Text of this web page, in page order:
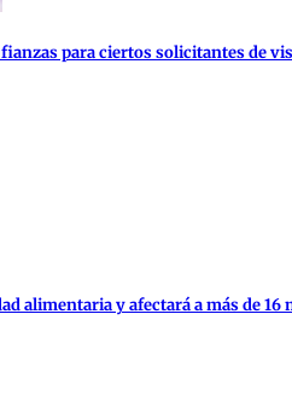
para ciertos solicitantes de
alimentaria y afectará a más de